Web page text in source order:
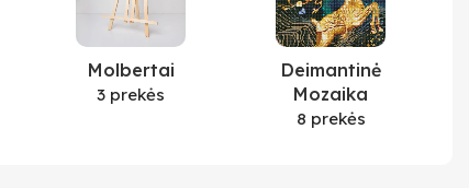
Molbertai
3 prekės
Deimantinė
Mozaika
8 prekės